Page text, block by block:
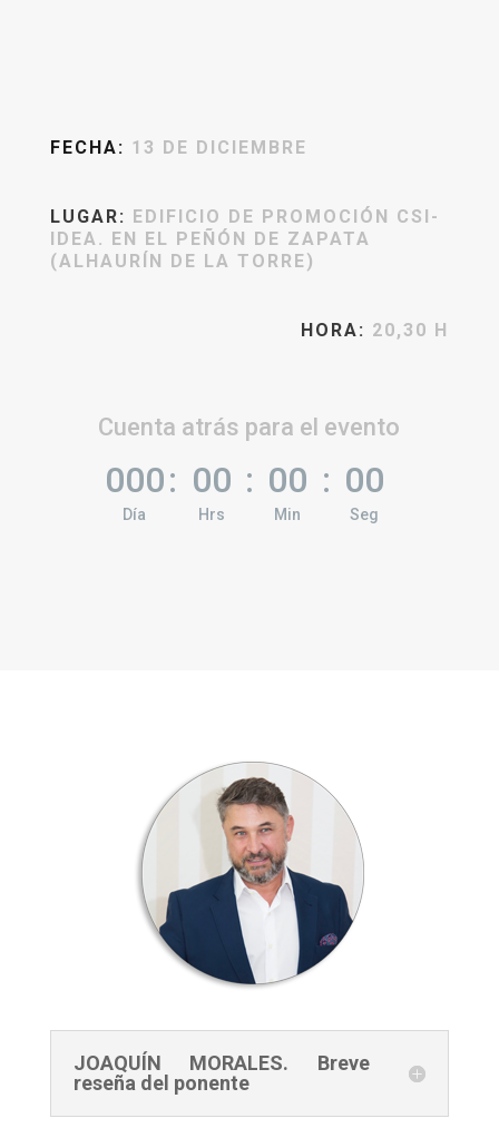
FECHA: 13 DE DICIEMBRE
LUGAR: EDIFICIO DE PROMOCIÓN CSI-
IDEA. EN EL PEÑÓN DE ZAPATA
(ALHAURÍN DE LA TORRE)
HORA: 20,30 H
Cuenta atrás para el evento
000
Día
: 00
Hrs
: 00
Min
: 00
Seg
JOAQUÍN MORALES. Breve
reseña del ponente